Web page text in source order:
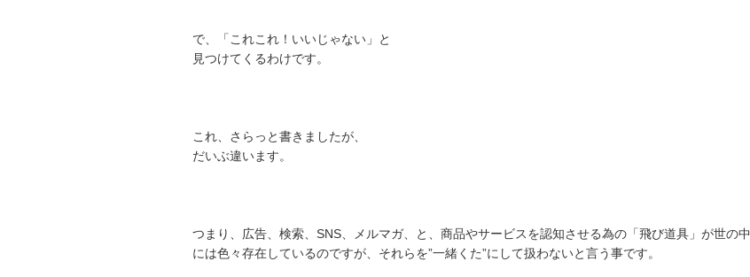
で、「これこれ！いいじゃない」と
見つけてくるわけです。
これ、さらっと書きましたが、
だいぶ違います。
つまり、広告、検索、SNS、メルマガ、と、商品やサービスを認知させる為の「飛び道具」が世の中
には色々存在しているのですが、それらを”一緒くた”にして扱わないと言う事です。